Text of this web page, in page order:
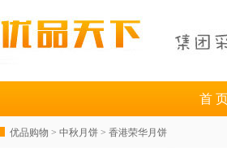
首
优品购物 > 中秋月饼 > 香港荣华月饼